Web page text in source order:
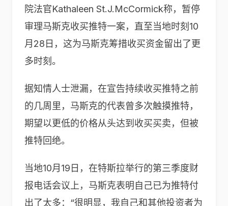
院法官Kathaleen St.J.McCormick称，暂停
审理马斯克收买推特一案，直至当地时刻10
月28日，这为马斯克筹措收买资金留出了更
多时刻。
据知情人士泄漏，在宣告持续收买推特之前
的几周里，马斯克的代表曾多次触摸推特，
期望以更低的价格从头达到收买买卖，但被
推特回绝。
当地10月19日，在特斯拉举行的第三季度财
报电话会议上，马斯克表明自己已为推特付
出了太多：“很明显，我自己和其他投资者为